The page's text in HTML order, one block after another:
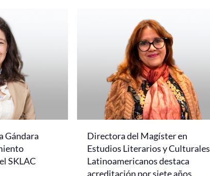
Gándara
SKLAC
Directora del Magíster en
Estudios Literarios y Culturales
Latinoamericanos destaca
acreditación por siete años